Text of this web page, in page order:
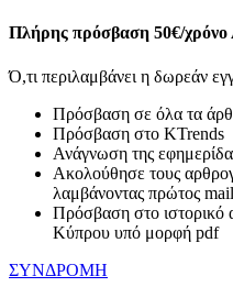
Πλήρης πρόσβαση 50€/χρόνο
Ό,τι περιλαμβάνει η δωρεάν
Πρόσβαση σε όλα τα
Πρόσβαση στο KTrends
Ανάγνωση της
Ακολούθησε τους
λαμβάνοντας πρώτος
Πρόσβαση στο ιστορικό
Κύπρου υπό μορφή pdf
ΣΥΝΔΡΟΜΗ